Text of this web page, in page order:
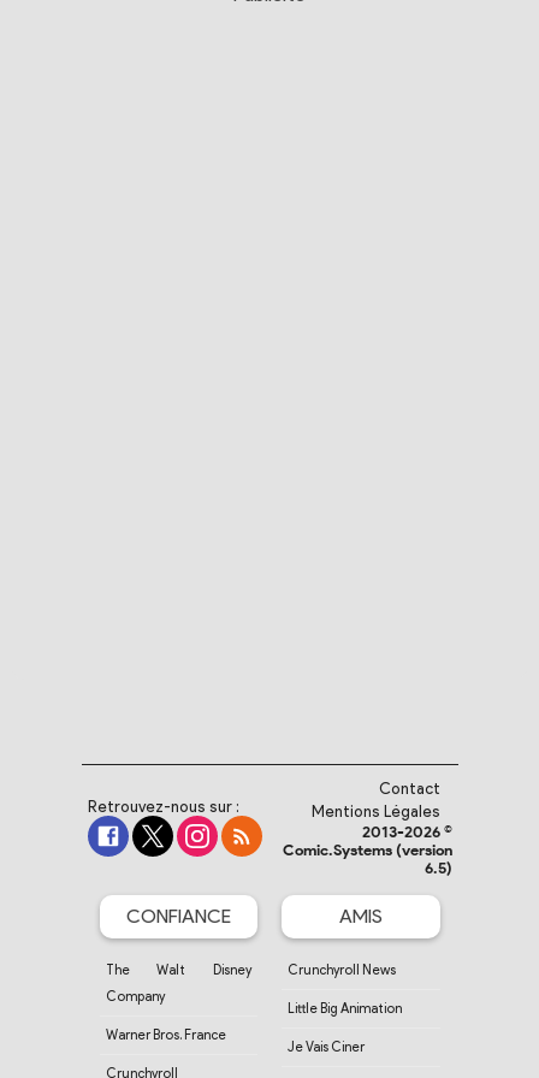
Retrouvez-nous sur :
Contact
Mentions Légales
2013-2026 ©
Comic.Systems (version
6.5)
CONFIANCE
The Walt Disney
Company
Warner Bros. France
Crunchyroll
AMIS
Crunchyroll News
Little Big Animation
Je Vais Ciner